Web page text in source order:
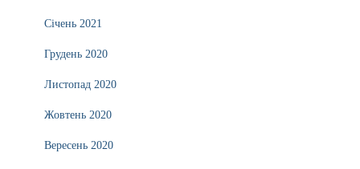
Січень 2021
Грудень 2020
Листопад 2020
Жовтень 2020
Вересень 2020